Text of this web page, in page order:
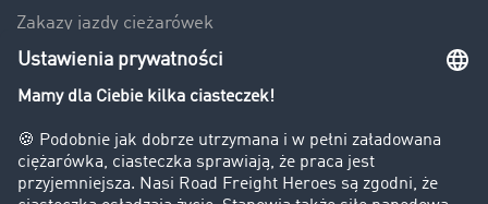
Zakazy jazdy ciężarówek
Bezpieczeństwo
Firma
Historie sukcesu